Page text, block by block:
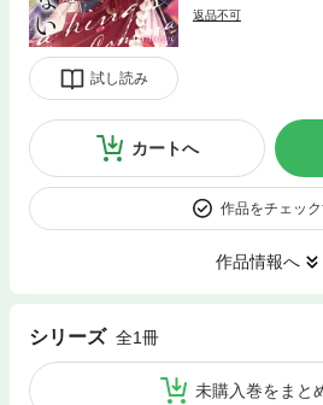
試し読み
返品不可
カートへ
作品をチェッ
作品情報へ
シリーズ 全1冊
未購入巻をまと